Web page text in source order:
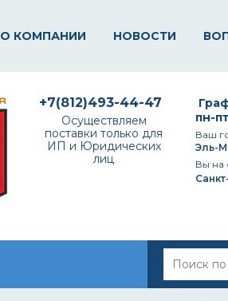
О КОМПАНИИ НОВОСТИ
пн-
Ваш
Эль-
Вы на
+7(812)493-44-47
Осуществляем
поставки только для
ИП и Юридических
лиц